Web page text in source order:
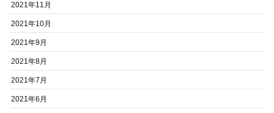
2021年11月
2021年10月
2021年9月
2021年8月
2021年7月
2021年6月